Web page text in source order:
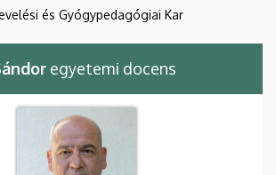
és Gyógypedagógiai Kar
egyetemi docens